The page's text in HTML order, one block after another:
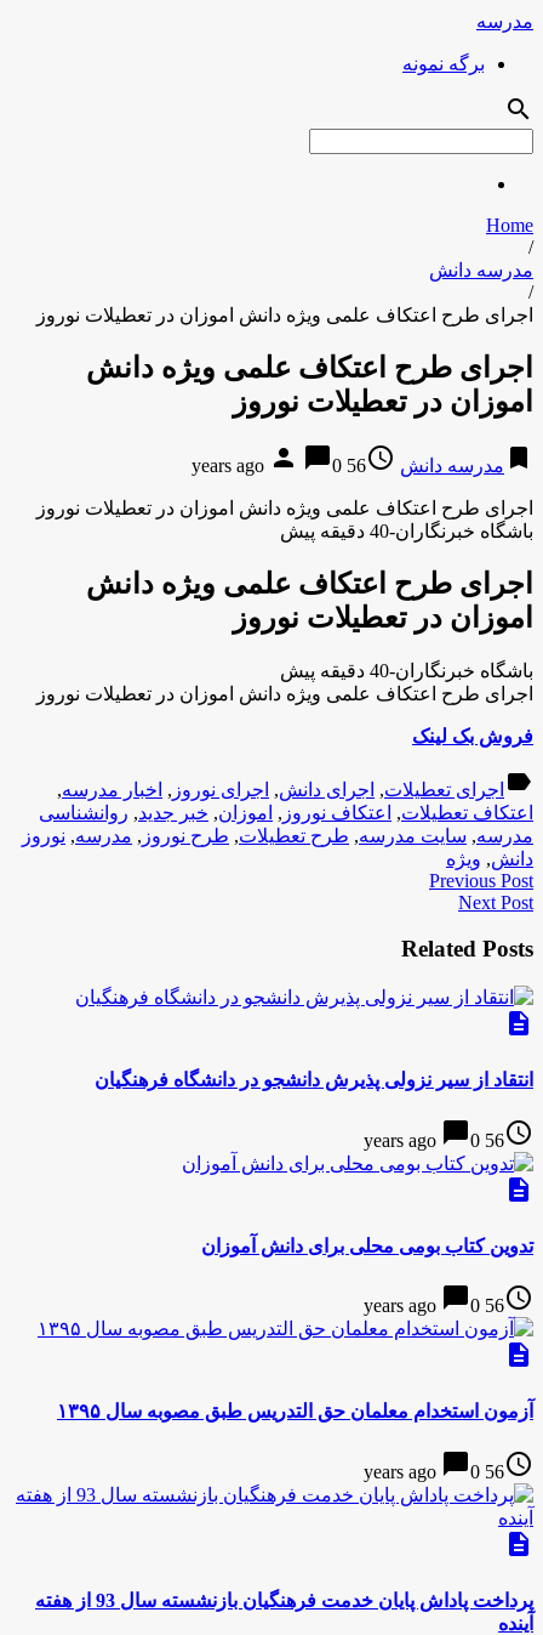
مدرسه
برگه نمونه
search
Home
/
مدرسه دانش
/
اجرای طرح اعتکاف علمی ویژه دانش اموزان در تعطیلات نوروز
اجرای طرح اعتکاف علمی ویژه دانش
اموزان در تعطیلات نوروز
bookmark مدرسه دانش access_time
56 years ago
person chat_bubble0
اجرای طرح اعتکاف علمی ویژه دانش اموزان در تعطیلات نوروز
باشگاه خبرنگاران-40 دقیقه پیش
اجرای طرح اعتکاف علمی ویژه دانش
اموزان در تعطیلات نوروز
باشگاه خبرنگاران-40 دقیقه پیش
اجرای طرح اعتکاف علمی ویژه دانش اموزان در تعطیلات نوروز
فروش بک لینک
label اجرای تعطیلات, اجرای دانش, اجرای نوروز , اخبار مدرسه,
اعتکاف تعطیلات, اعتکاف نوروز , اموزان, خبر جدید, روانشناسی
مدرسه, سایت مدرسه, طرح تعطیلات, طرح نوروز , مدرسه, نوروز
دانش, ویژه
Previous Post
Next Post
Related Posts
description
انتقاد از سیر نزولی پذیرش دانشجو در دانشگاه فرهنگیان
access_time
56 years ago
chat_bubble0
description
تدوین کتاب بومی محلی برای دانش آموزان
access_time
56 years ago
chat_bubble0
description
آزمون استخدام معلمان حق التدریس طبق مصوبه سال ۱۳۹۵
access_time
56 years ago
chat_bubble0
description
پرداخت پاداش پایان خدمت فرهنگیان بازنشسته سال 93 از هفته
آینده